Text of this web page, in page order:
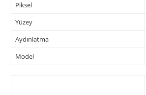
Piksel
Yüzey
Aydınlatma
Model